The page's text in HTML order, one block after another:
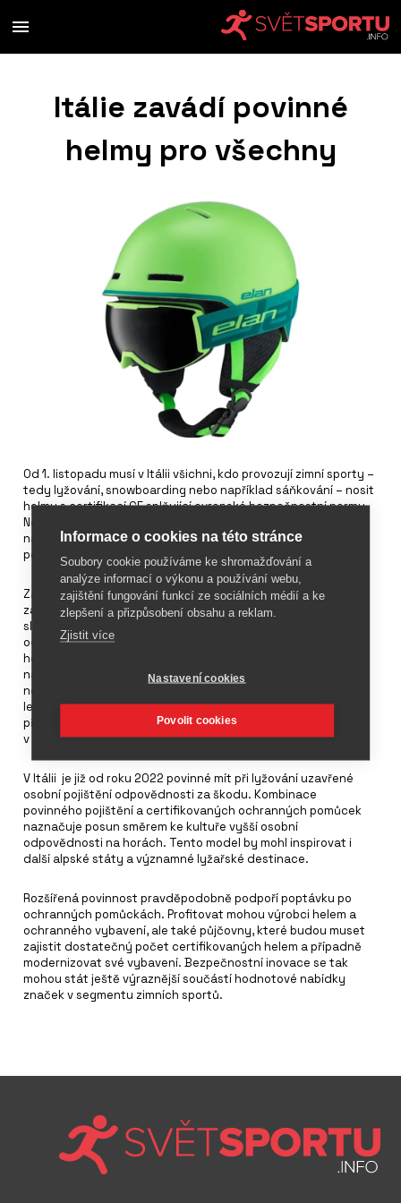
Itálie zavádí povinné
helmy pro všechny
Od 1. listopadu musí v Itálii všichni, kdo provozují zimní sporty –
tedy lyžování, snowboarding nebo například sáňkování – nosit
helmu s certifikací CE splňující evropské bezpečnostní normy.
Nová povinnost se vztahuje na všechny věkové kategorie a
nahrazuje dosavadní úpravu, která ukládala nošení helmy
pouze nezletilým.
Za nedodržení pravidla hrozí pokuta až do výše 150 eur a
zároveň odebrání skipasu. Provozovatelé lanovek i horské
služby byli pověřeni kontrolou dodržování nařízení a mohou
odmítnout vstup na sjezdovku osobám bez certifikované
helmy. Opatření je součástí širší snahy o zvýšení bezpečnosti
na svazích a snížení počtu vážných úrazů hlavy, které patří k
nejzávažnějším rizikům při pohybu na sjezdovkách. Nová
legislativa je zároveň vnímána jako signál odpovědnosti a
připravenosti Itálie před pořádáním olympijských her, které
v Itálii právě probíhají.
V Itálii je již od roku 2022 povinné mít při lyžování uzavřené
osobní pojištění odpovědnosti za škodu. Kombinace
povinného pojištění a certifikovaných ochranných pomůcek
naznačuje posun směrem ke kultuře vyšší osobní
odpovědnosti na horách. Tento model by mohl inspirovat i
další alpské státy a významné lyžařské destinace.
Rozšířená povinnost pravděpodobně podpoří poptávku po
ochranných pomůckách. Profitovat mohou výrobci helem a
ochranného vybavení, ale také půjčovny, které budou muset
zajistit dostatečný počet certifikovaných helem a případně
modernizovat své vybavení. Bezpečnostní inovace se tak
mohou stát ještě výraznější součástí hodnotové nabídky
značek v segmentu zimních sportů.
Informace o cookies na této stránce
Soubory cookie používáme ke shromažďování a
analýze informací o výkonu a používání webu,
zajištění fungování funkcí ze sociálních médií a ke
zlepšení a přizpůsobení obsahu a reklam.
Zjistit více
Nastavení cookies
Povolit cookies